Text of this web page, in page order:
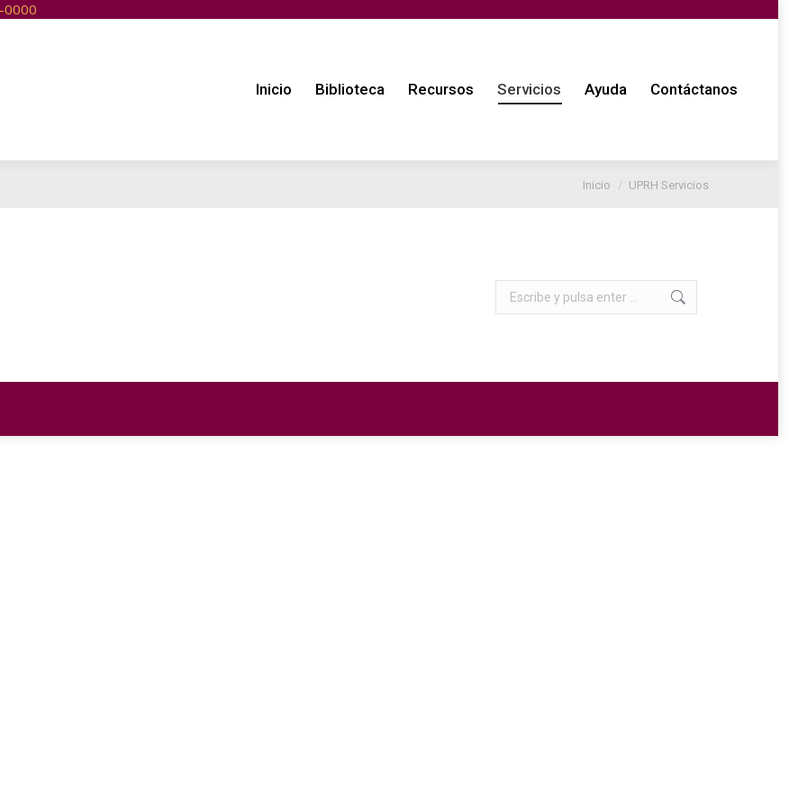
0000
Inicio Biblioteca Recursos Servicios Ayuda Contáctanos
Estás aquí:
Inicio UPRH Servicios
Buscar: